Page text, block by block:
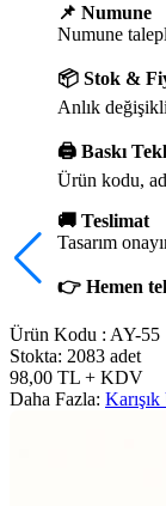
📌 Numune
Numune
📦 Stok &
Anlık
🖨️ Baskı
Ürün kodu,
🚚 Teslimat
Tasarım
👉 Hemen
Ürün Kodu : AY-55
Stokta: 2083 adet
98,00 TL + KDV
Daha Fazla: